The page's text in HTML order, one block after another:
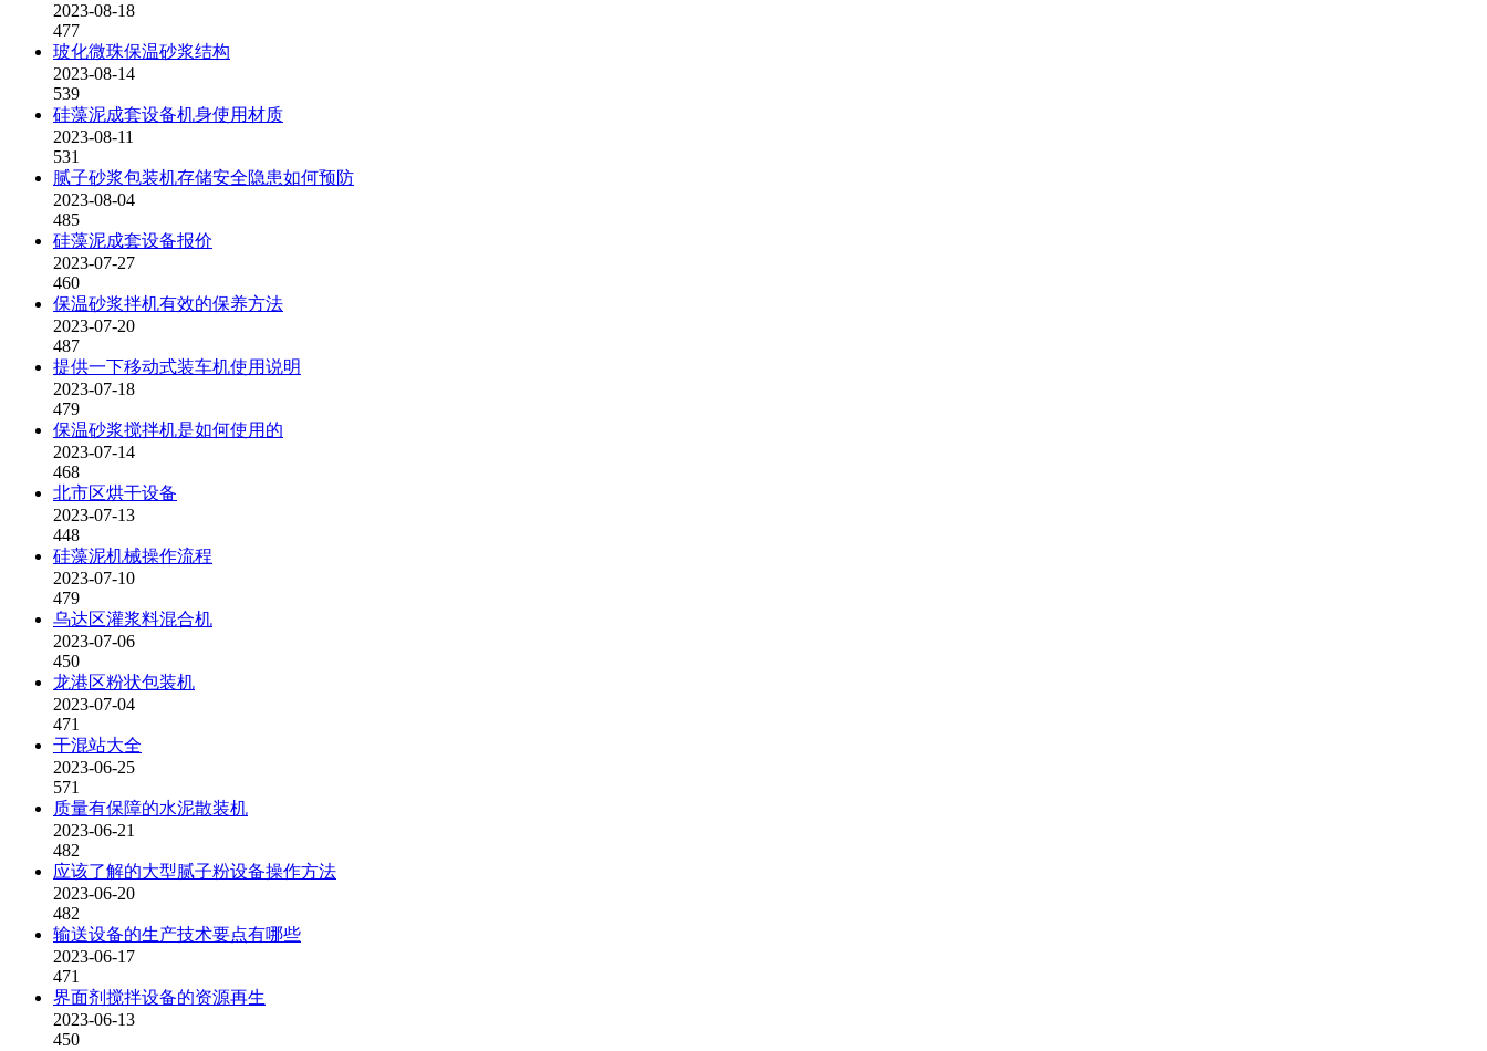
2023-08-18
477
玻化微珠保温砂浆结构
2023-08-14
539
硅藻泥成套设备机身使用材质
2023-08-11
531
腻子砂浆包装机存储安全隐患如何预防
2023-08-04
485
硅藻泥成套设备报价
2023-07-27
460
保温砂浆拌机有效的保养方法
2023-07-20
487
提供一下移动式装车机使用说明
2023-07-18
479
保温砂浆搅拌机是如何使用的
2023-07-14
468
北市区烘干设备
2023-07-13
448
硅藻泥机械操作流程
2023-07-10
479
乌达区灌浆料混合机
2023-07-06
450
龙港区粉状包装机
2023-07-04
471
干混站大全
2023-06-25
571
质量有保障的水泥散装机
2023-06-21
482
应该了解的大型腻子粉设备操作方法
2023-06-20
482
输送设备的生产技术要点有哪些
2023-06-17
471
界面剂搅拌设备的资源再生
2023-06-13
450